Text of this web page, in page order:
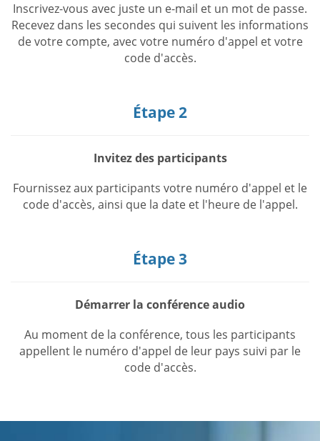
Inscrivez-vous avec juste un e-mail et un mot de passe.
Recevez dans les secondes qui suivent les informations
de votre compte, avec votre numéro d'appel et votre
code d'accès.
Étape 2
Invitez des participants
Fournissez aux participants votre numéro d'appel et le
code d'accès, ainsi que la date et l'heure de l'appel.
Étape 3
Démarrer la conférence audio
Au moment de la conférence, tous les participants
appellent le numéro d'appel de leur pays suivi par le
code d'accès.